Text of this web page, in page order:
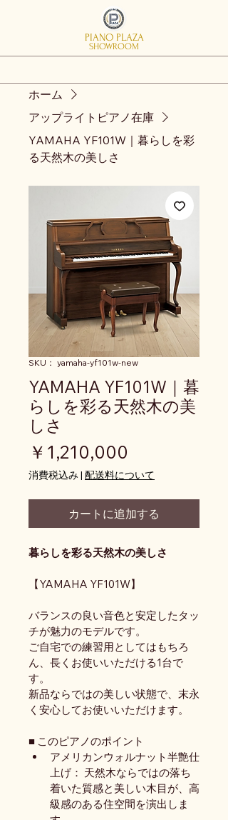
SHOWROOM
PIANO PLAZA
ホーム
アップライトピアノ在庫
YAMAHA YF101W｜暮らしを彩
る天然木の美しさ
SKU： yamaha-yf101w-new
YAMAHA YF101W｜暮
らしを彩る天然木の美
しさ
￥1,210,000
消費税込み| 配送料について
カートに追加する
暮らしを彩る天然木の美しさ
【YAMAHA YF101W】
バランスの良い音色と安定したタッ
チが魅力のモデルです。
ご自宅での練習用としてはもちろ
ん、長くお使いいただける1台で
す。
新品ならではの美しい状態で、末永
く安心してお使いいただけます。
■ このピアノのポイント
アメリカンウォルナット半艶仕
上げ： 天然木ならではの落ち
着いた質感と美しい木目が、高
級感のある住空間を演出しま